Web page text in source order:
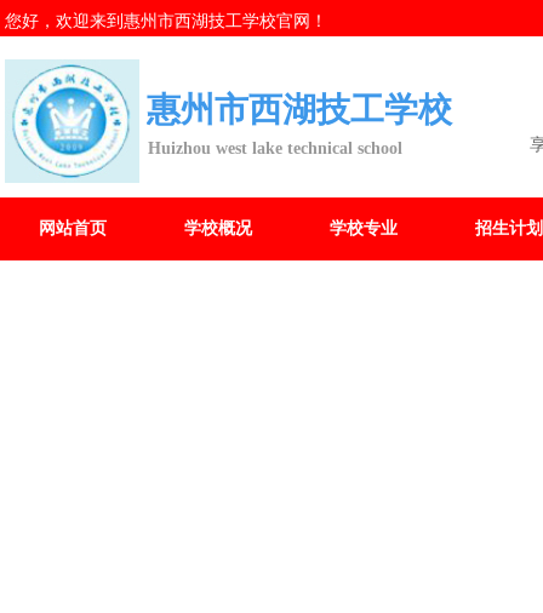
您好，欢迎来到惠州市西湖技工学校官网！
惠州市西湖技工学校
Huizhou west lake technical school
网站首页 学校概况 学校专业 招生计划